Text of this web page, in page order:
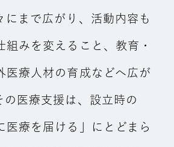
にまで広がり、活動内容も
組みを変えること、教育・
医療人材の育成などへ広が
の医療支援は、設立時の
医療を届ける」にとどまら